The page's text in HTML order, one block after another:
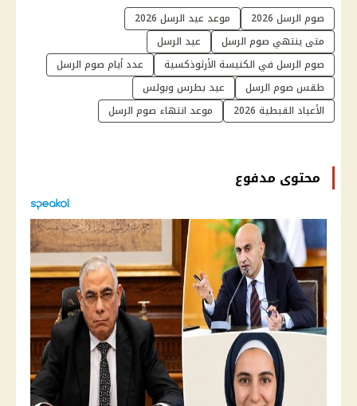
صوم الرسل 2026
موعد عيد الرسل 2026
متى ينتهي صوم الرسل
عيد الرسل
صوم الرسل في الكنيسة الأرثوذكسية
عدد أيام صوم الرسل
طقس صوم الرسل
عيد بطرس وبولس
الأعياد القبطية 2026
موعد انتهاء صوم الرسل
محتوى مدفوع